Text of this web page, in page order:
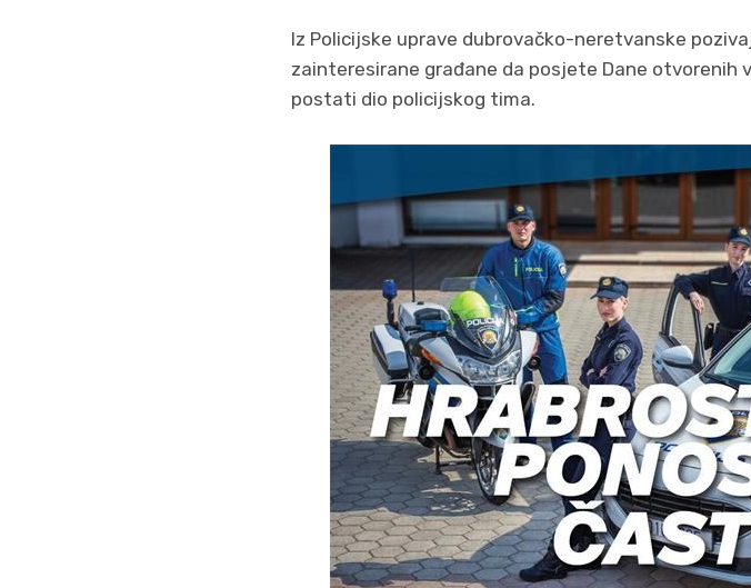
Iz Policijske uprave dubrovačko-neretvanske
zainteresirane građane da posjete Dane otvorenih
postati dio policijskog tima.